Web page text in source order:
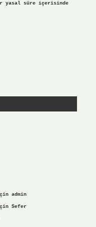
süre içerisinde
admin
Sefer